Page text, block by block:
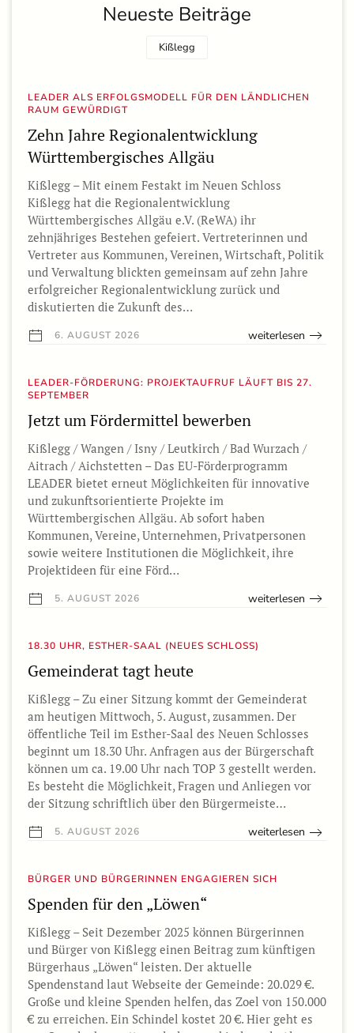
Neueste Beiträge
Kißlegg
LEADER ALS ERFOLGSMODELL FÜR DEN LÄNDLICHEN
RAUM GEWÜRDIGT
Zehn Jahre Regionalentwicklung
Württembergisches Allgäu
Kißlegg – Mit einem Festakt im Neuen Schloss
Kißlegg hat die Regionalentwicklung
Württembergisches Allgäu e.V. (ReWA) ihr
zehnjähriges Bestehen gefeiert. Vertreterinnen und
Vertreter aus Kommunen, Vereinen, Wirtschaft, Politik
und Verwaltung blickten gemeinsam auf zehn Jahre
erfolgreicher Regionalentwicklung zurück und
diskutierten die Zukunft des…
6. AUGUST 2026 weiterlesen
LEADER-FÖRDERUNG: PROJEKTAUFRUF LÄUFT BIS 27.
SEPTEMBER
Jetzt um Fördermittel bewerben
Kißlegg / Wangen / Isny / Leutkirch / Bad Wurzach /
Aitrach / Aichstetten – Das EU-Förderprogramm
LEADER bietet erneut Möglichkeiten für innovative
und zukunftsorientierte Projekte im
Württembergischen Allgäu. Ab sofort haben
Kommunen, Vereine, Unternehmen, Privatpersonen
sowie weitere Institutionen die Möglichkeit, ihre
Projektideen für eine Förd…
5. AUGUST 2026 weiterlesen
18.30 UHR, ESTHER-SAAL (NEUES SCHLOSS)
Gemeinderat tagt heute
Kißlegg – Zu einer Sitzung kommt der Gemeinderat
am heutigen Mittwoch, 5. August, zusammen. Der
öffentliche Teil im Esther-Saal des Neuen Schlosses
beginnt um 18.30 Uhr. Anfragen aus der Bürgerschaft
können um ca. 19.00 Uhr nach TOP 3 gestellt werden.
Es besteht die Möglichkeit, Fragen und Anliegen vor
der Sitzung schriftlich über den Bürgermeiste…
5. AUGUST 2026 weiterlesen
BÜRGER UND BÜRGERINNEN ENGAGIEREN SICH
Spenden für den „Löwen“
Kißlegg – Seit Dezember 2025 können Bürgerinnen
und Bürger von Kißlegg einen Beitrag zum künftigen
Bürgerhaus „Löwen“ leisten. Der aktuelle
Spendenstand laut Webseite der Gemeinde: 20.029 €.
Große und kleine Spenden helfen, das Zoel von 150.000
€ zu erreichen. Ein Schindel kostet 20 €. Hier geht es